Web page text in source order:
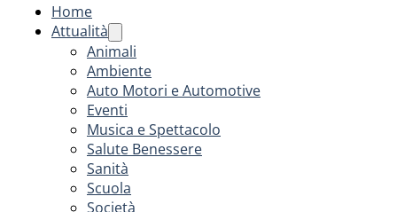
Home
Attualità
Animali
Ambiente
Auto Motori e Automotive
Eventi
Musica e Spettacolo
Salute Benessere
Sanità
Scuola
Società